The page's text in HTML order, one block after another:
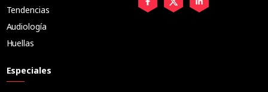
Tendencias
Audiología
Huellas
Especiales